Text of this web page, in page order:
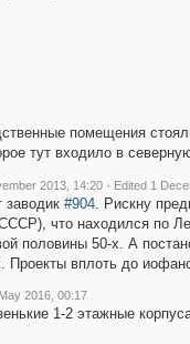
помещения
тут входило в
2013, 14:20 · Edited 1
заводик #904. Рискну
что находился по
половины 50-х. А
вплоть до
2016, 00:17
1-2 этажные